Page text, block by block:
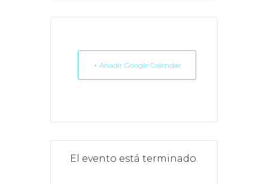
+ Añadir Google Calendar
El evento está terminado.